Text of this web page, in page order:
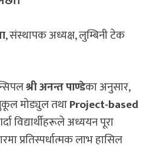
, संस्थापक अध्यक्ष, लुम्बिनी टेक
श्री अनन्त पाण्डेका अनुसार,
मोड्युल तथाProject-based
विद्यार्थीहरूले अध्ययन पूरा
प्रतिस्पर्धात्मक लाभ हासिल